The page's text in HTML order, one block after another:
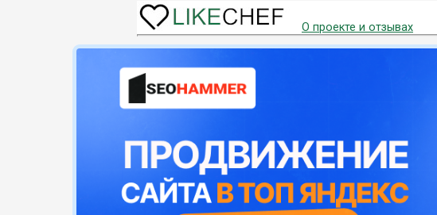
О проекте и отзывах